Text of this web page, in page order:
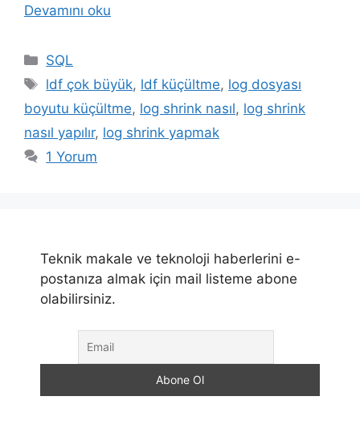
Devamını oku
Kategoriler
SQL
Etiketler
ldf çok büyük, ldf küçültme, log dosyası
boyutu küçültme, log shrink nasıl, log shrink
nasıl yapılır, log shrink yapmak
1 Yorum
Teknik makale ve teknoloji haberlerini e-
postanıza almak için mail listeme abone
olabilirsiniz.